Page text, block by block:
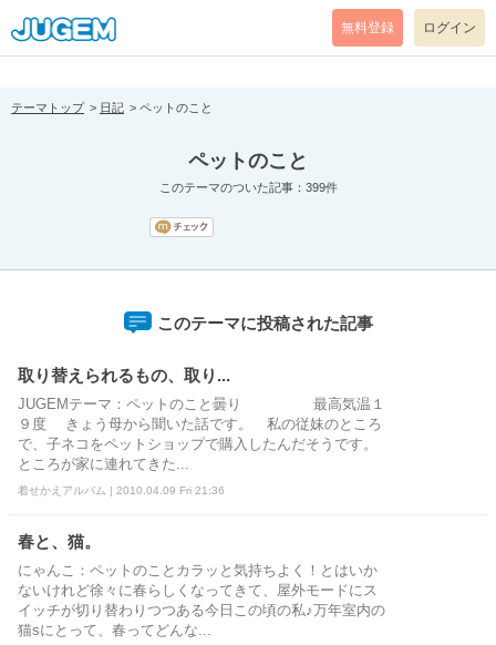
[pear_error: message="Success" code=0 mode=return level=notice
prefix="" info=""]
無料登録 ログイン
テーマトップ 日記 ペットのこと
ペットのこと
このテーマのついた記事：399件
このテーマに投稿された記事
取り替えられるもの、取り...
JUGEMテーマ：ペットのこと曇り 最高気温１
９度 きょう母から聞いた話です。 私の従妹のところ
で、子ネコをペットショップで購入したんだそうです。
ところが家に連れてきた...
着せかえアルバム | 2010.04.09 Fri 21:36
春と、猫。
にゃんこ：ペットのことカラッと気持ちよく！とはいか
ないけれど徐々に春らしくなってきて、屋外モードにス
イッチが切り替わりつつある今日この頃の私♪万年室内の
猫sにとって、春ってどんな...